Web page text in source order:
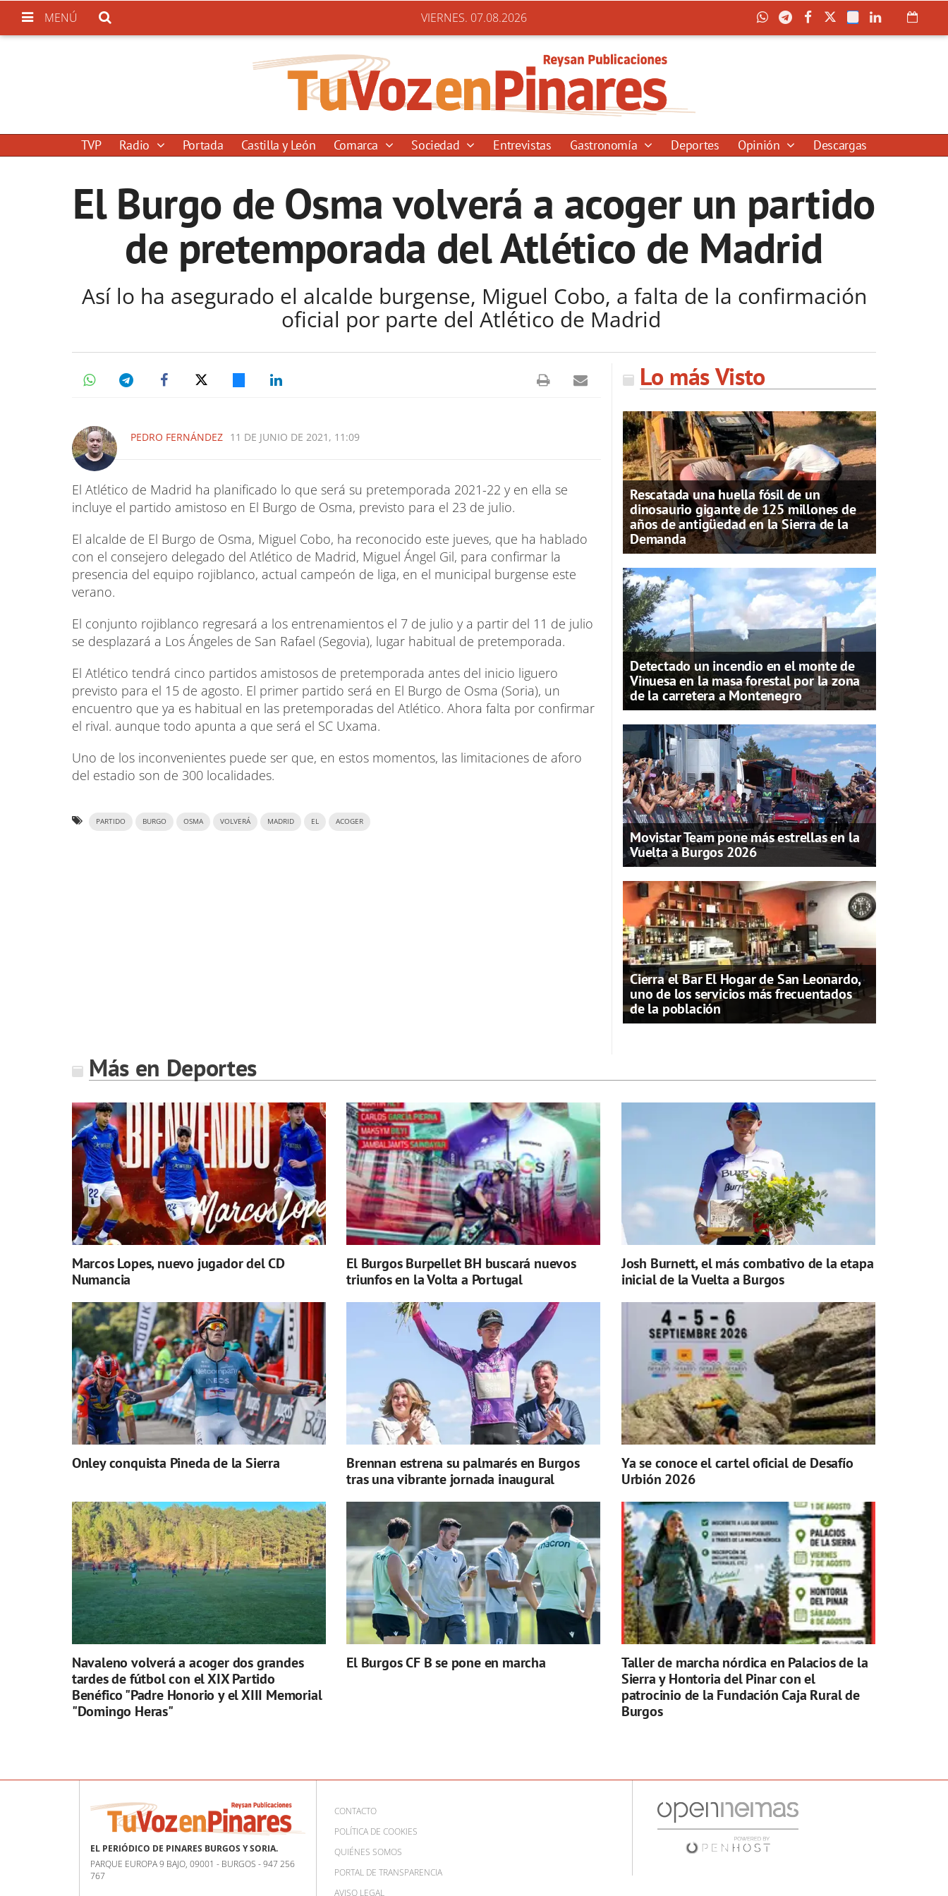
MENÚ VIERNES. 07.08.2026
TVP Radio Portada Castilla y León Comarca Sociedad Entrevistas Gastronomía Deportes Opinión Descargas
El Burgo de Osma volverá a acoger un partido
de pretemporada del Atlético de Madrid
Así lo ha asegurado el alcalde burgense, Miguel Cobo, a falta de la confirmación
oficial por parte del Atlético de Madrid
PEDRO FERNÁNDEZ 11 DE JUNIO DE 2021, 11:09
El Atlético de Madrid ha planificado lo que será su pretemporada 2021-22 y en ella se
incluye el partido amistoso en El Burgo de Osma, previsto para el 23 de julio.
El alcalde de El Burgo de Osma, Miguel Cobo, ha reconocido este jueves, que ha hablado
con el consejero delegado del Atlético de Madrid, Miguel Ángel Gil, para confirmar la
presencia del equipo rojiblanco, actual campeón de liga, en el municipal burgense este
verano.
El conjunto rojiblanco regresará a los entrenamientos el 7 de julio y a partir del 11 de julio
se desplazará a Los Ángeles de San Rafael (Segovia), lugar habitual de pretemporada.
El Atlético tendrá cinco partidos amistosos de pretemporada antes del inicio liguero
previsto para el 15 de agosto. El primer partido será en El Burgo de Osma (Soria), un
encuentro que ya es habitual en las pretemporadas del Atlético. Ahora falta por confirmar
el rival. aunque todo apunta a que será el SC Uxama.
Uno de los inconvenientes puede ser que, en estos momentos, las limitaciones de aforo
del estadio son de 300 localidades.
PARTIDO BURGO OSMA VOLVERÁ MADRID EL ACOGER
Lo más Visto
Rescatada una huella fósil de un
dinosaurio gigante de 125 millones de
años de antigüedad en la Sierra de la
Demanda
Detectado un incendio en el monte de
Vinuesa en la masa forestal por la zona
de la carretera a Montenegro
Movistar Team pone más estrellas en la
Vuelta a Burgos 2026
Cierra el Bar El Hogar de San Leonardo,
uno de los servicios más frecuentados
de la población
Más en Deportes
Marcos Lopes, nuevo jugador del CD
Numancia
El Burgos Burpellet BH buscará nuevos
triunfos en la Volta a Portugal
Josh Burnett, el más combativo de la etapa
inicial de la Vuelta a Burgos
Onley conquista Pineda de la Sierra
Brennan estrena su palmarés en Burgos
tras una vibrante jornada inaugural
Ya se conoce el cartel oficial de Desafío
Urbión 2026
Navaleno volverá a acoger dos grandes
tardes de fútbol con el XIX Partido
Benéfico "Padre Honorio y el XIII Memorial
"Domingo Heras"
El Burgos CF B se pone en marcha
Taller de marcha nórdica en Palacios de la
Sierra y Hontoria del Pinar con el
patrocinio de la Fundación Caja Rural de
Burgos
EL PERIÓDICO DE PINARES BURGOS Y SORIA.
PARQUE EUROPA 9 BAJO, 09001 - BURGOS - 947 256
767
CONTACTO
POLÍTICA DE COOKIES
QUIÉNES SOMOS
PORTAL DE TRANSPARENCIA
AVISO LEGAL